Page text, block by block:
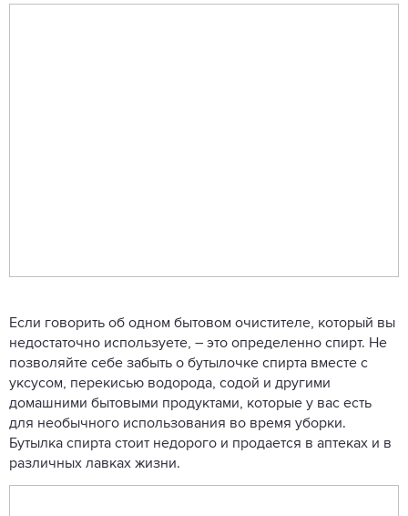
Если говорить об одном бытовом очистителе, который вы
недостаточно используете, – это определенно спирт. Не
позволяйте себе забыть о бутылочке спирта вместе с
уксусом, перекисью водорода, содой и другими
домашними бытовыми продуктами, которые у вас есть
для необычного использования во время уборки.
Бутылка спирта стоит недорого и продается в аптеках и в
различных лавках жизни.